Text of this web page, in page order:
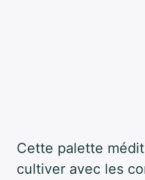
Cette palette
cultiver avec les